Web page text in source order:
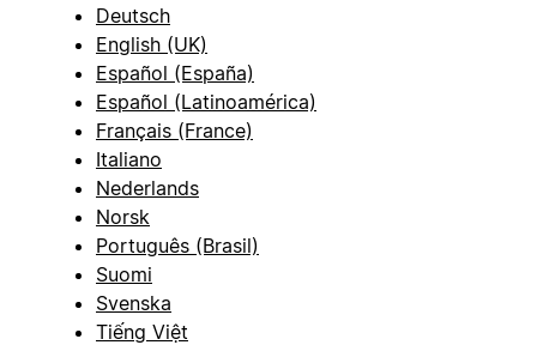
Deutsch
English (UK)
Español (España)
Español (Latinoamérica)
Français (France)
Italiano
Nederlands
Norsk
Português (Brasil)
Suomi
Svenska
Tiếng Việt